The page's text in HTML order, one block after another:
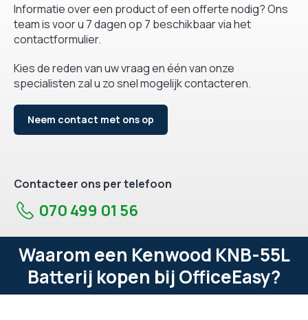
Informatie over een product of een offerte nodig? Ons
team is voor u 7 dagen op 7 beschikbaar via het
contactformulier.
Kies de reden van uw vraag en één van onze
specialisten zal u zo snel mogelijk contacteren.
Neem contact met ons op
Contacteer ons per telefoon
070 499 01 56
Waarom een Kenwood KNB-55L
Batterij kopen bij OfficeEasy?